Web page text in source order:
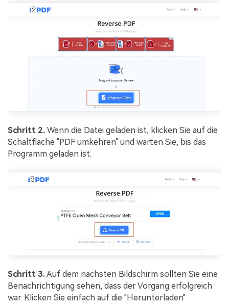
Schritt 2. Wenn die Datei geladen ist, klicken Sie auf die
Schaltfläche "PDF umkehren" und warten Sie, bis das
Programm geladen ist.
Schritt 3.Auf dem nächsten Bildschirm sollten Sie eine
Benachrichtigung sehen, dass der Vorgang erfolgreich
war. Klicken Sie einfach auf die "Herunterladen"